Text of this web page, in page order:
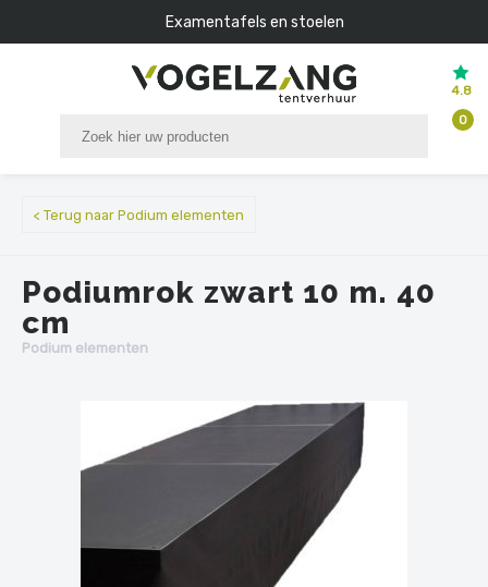
Examentafels en stoelen
4.8
0
< Terug naar Podium elementen
Podiumrok zwart 10 m. 40
cm
Podium elementen